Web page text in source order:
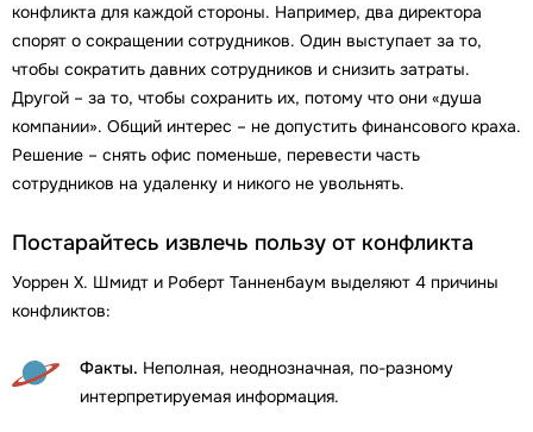
конфликта для каждой стороны. Например, два директора
спорят о сокращении сотрудников. Один выступает за то,
чтобы сократить давних сотрудников и снизить затраты.
Другой – за то, чтобы сохранить их, потому что они «душа
компании». Общий интерес – не допустить финансового краха.
Решение – снять офис поменьше, перевести часть
сотрудников на удаленку и никого не увольнять.
Постарайтесь извлечь пользу от конфликта
Уоррен Х. Шмидт и Роберт Танненбаум выделяют 4 причины
конфликтов:
Факты. Неполная, неоднозначная, по-разному
интерпретируемая информация.